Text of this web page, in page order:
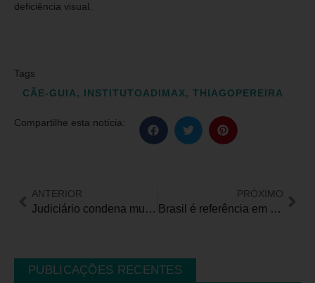
deficiência visual.
Tags
CÃE-GUIA, INSTITUTOADIMAX, THIAGOPEREIRA
Compartilhe esta notícia:
ANTERIOR
Judiciário condena município paulista a fornecer acompanhamento para criança com paralisia cerebral
PRÓXIMO
Brasil é referência em tecnologia no desenvolvimento de crianças e adolescentes com autismo
PUBLICAÇÕES RECENTES